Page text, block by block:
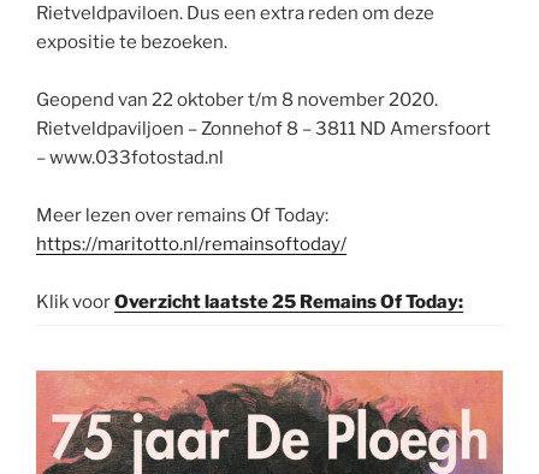
Rietveldpaviloen. Dus een extra reden om deze
expositie te bezoeken.
Geopend van 22 oktober t/m 8 november 2020.
Rietveldpaviljoen – Zonnehof 8 – 3811 ND Amersfoort
– www.033fotostad.nl
Meer lezen over remains Of Today:
https://maritotto.nl/remainsoftoday/
Klik voorOverzicht laatste 25 Remains Of Today: